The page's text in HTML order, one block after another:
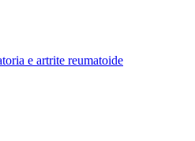
e artrite reumatoide